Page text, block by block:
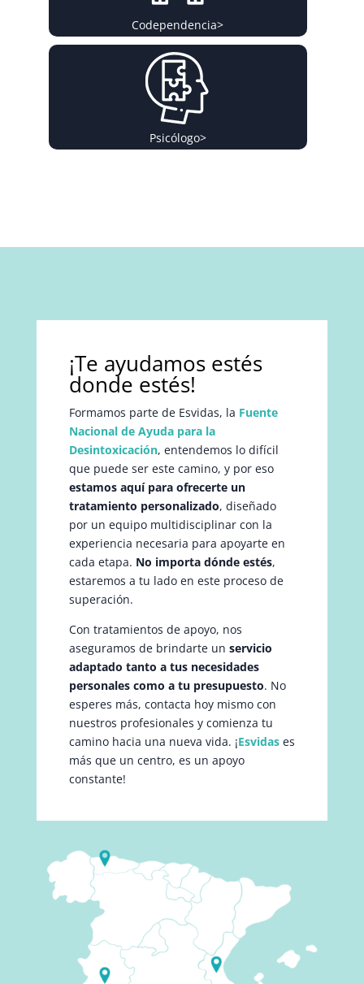
Codependencia>
Psicólogo>
¡Te ayudamos estés
donde estés!
Formamos parte de Esvidas, la Fuente
Nacional de Ayuda para la
Desintoxicación, entendemos lo difícil
que puede ser este camino, y por eso
estamos aquí para ofrecerte un
tratamiento personalizado, diseñado
por un equipo multidisciplinar con la
experiencia necesaria para apoyarte en
cada etapa. No importa dónde estés,
estaremos a tu lado en este proceso de
superación.
Con tratamientos de apoyo, nos
aseguramos de brindarte un servicio
adaptado tanto a tus necesidades
personales como a tu presupuesto. No
esperes más, contacta hoy mismo con
nuestros profesionales y comienza tu
camino hacia una nueva vida. ¡Esvidas es
más que un centro, es un apoyo
constante!